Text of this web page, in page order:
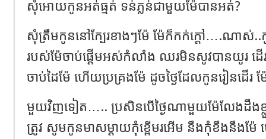
សុំអោយកូនអត់ធ្មត់ ទន់ភ្លន់ជាមួយម៉ែបានអត់?
សុំត្រឹមកូននៅក្បែរខាងៗម៉ែ ម៉ែក៏កក់ក្ដៅ….ណាស់..
របស់ម៉ែចាប់ផ្ដើមអស់កំលាំង ឈរមិនសូវបានយូរ
ចាប់ដៃម៉ែ ហើយប្រគ្រងម៉ែ ដូចថ្ងៃដែលកូនរៀនដើរ
មួយវិញទៀត….. ប្រសិនបើថ្ងៃណាមួយម៉ែលែងដឹងខ្លួន
ត្រូវ សូមកូនមាសម្តាយកុំខ្ពើមរអើម នឹងកុំខឹងនឹង